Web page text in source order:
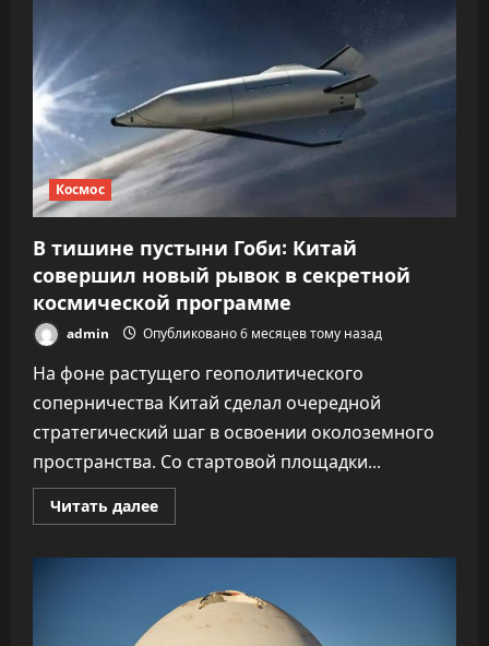
кабине
обслуживания.
Почему
это
очень
важно?
Космос
В тишине пустыни Гоби: Китай
совершил новый рывок в секретной
космической программе
admin Опубликовано 6 месяцев тому назад
На фоне растущего геополитического
соперничества Китай сделал очередной
стратегический шаг в освоении околоземного
пространства. Со стартовой площадки...
Читать далееПрочитать
больше
Гоби:
Китай
совершил